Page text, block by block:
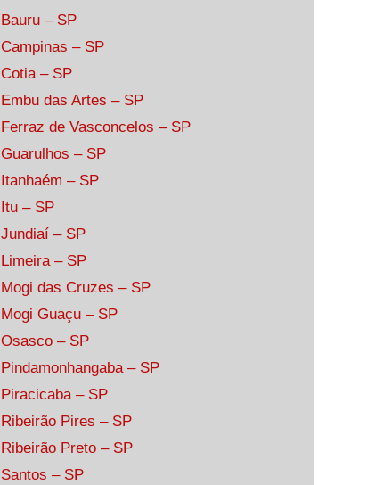
Bauru – SP
Campinas – SP
Cotia – SP
Embu das Artes – SP
Ferraz de Vasconcelos – SP
Guarulhos – SP
Itanhaém – SP
Itu – SP
Jundiaí – SP
Limeira – SP
Mogi das Cruzes – SP
Mogi Guaçu – SP
Osasco – SP
Pindamonhangaba – SP
Piracicaba – SP
Ribeirão Pires – SP
Ribeirão Preto – SP
Santos – SP